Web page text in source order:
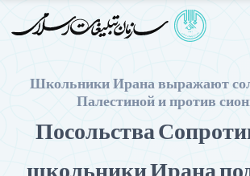
Школьники Ирана выражают
Палестиной и против
Посольства